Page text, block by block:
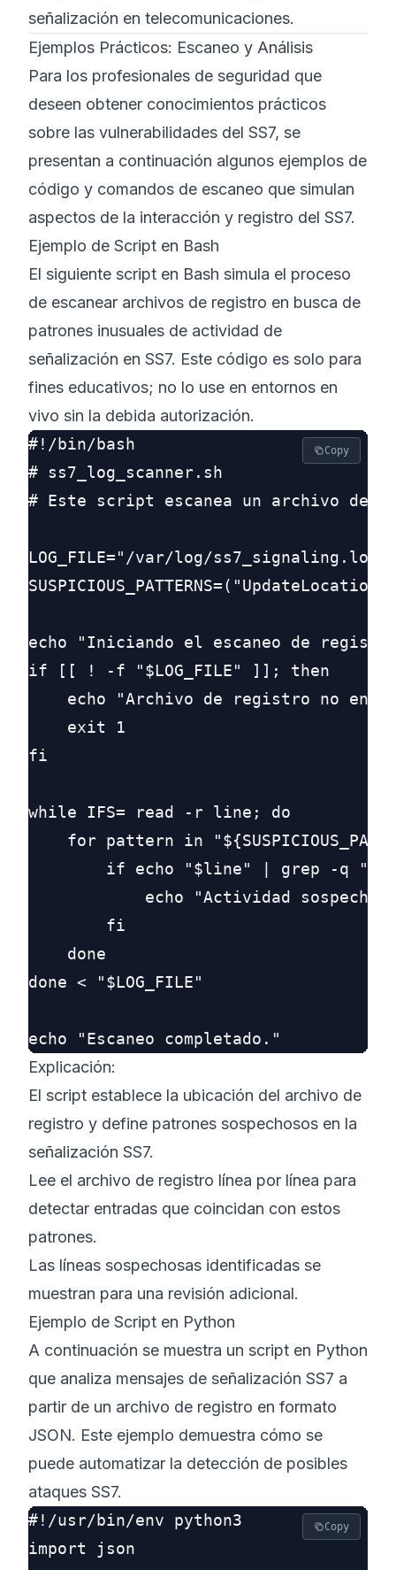
señalización en telecomunicaciones.
Ejemplos Prácticos: Escaneo y Análisis
Para los profesionales de seguridad que
deseen obtener conocimientos prácticos
sobre las vulnerabilidades del SS7, se
presentan a continuación algunos ejemplos de
código y comandos de escaneo que simulan
aspectos de la interacción y registro del SS7.
Ejemplo de Script en Bash
El siguiente script en Bash simula el proceso
de escanear archivos de registro en busca de
patrones inusuales de actividad de
señalización en SS7. Este código es solo para
fines educativos; no lo use en entornos en
vivo sin la debida autorización.
#!/bin/bash
# ss7_log_scanner.sh
# Este script escanea un archivo de
LOG_FILE="/var/log/ss7_signaling.log"
echo "Iniciando el escaneo de
if [[ ! -f "$LOG_FILE" ]]; then
echo "Archivo de registro no
    exit 1
fi
while IFS= read -r line; do
for pattern in
if echo "$line" | grep -q
echo "Actividad
        fi
    done
done < "$LOG_FILE"
Copy
Explicación:
El script establece la ubicación del archivo de
registro y define patrones sospechosos en la
señalización SS7.
Lee el archivo de registro línea por línea para
detectar entradas que coincidan con estos
patrones.
Las líneas sospechosas identificadas se
muestran para una revisión adicional.
Ejemplo de Script en Python
A continuación se muestra un script en Python
que analiza mensajes de señalización SS7 a
partir de un archivo de registro en formato
JSON. Este ejemplo demuestra cómo se
puede automatizar la detección de posibles
ataques SS7.
#!/usr/bin/env python3
import json
Copy